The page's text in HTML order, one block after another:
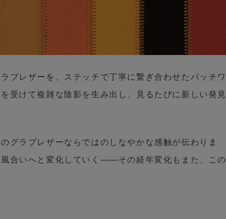
ブレザーを、ステッチで丁寧に繋ぎ合わせたパッチワ
受けて複雑な陰影を生み出し、見るたびに新しい発見
グラブレザーならではのしなやかな感触が伝わりま
合いへと変化していく——その経年変化もまた、この